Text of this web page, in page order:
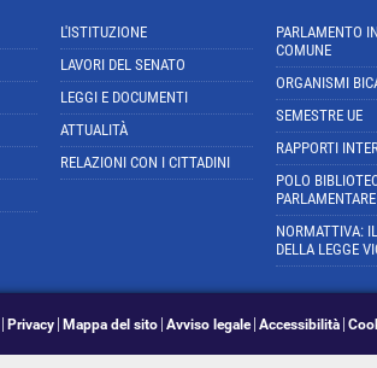
L'ISTITUZIONE
LAVORI DEL SENATO
LEGGI E DOCUMENTI
ATTUALITÀ
RELAZIONI CON I CITTADINI
PARLAMENTO
COMUNE
ORGANISMI
SEMESTRE UE
RAPPORTI
POLO
PARLAMENTARE
NORMATTIVA:
DELLA LEGGE
Privacy Mappa del sito Avviso legale Accessibilità